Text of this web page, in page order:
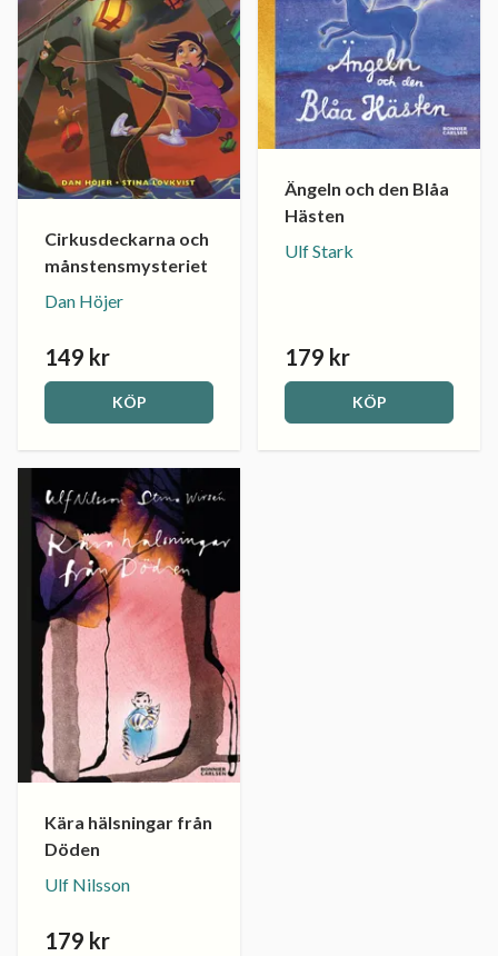
Cirkusdeckarna och
månstensmysteriet
Dan Höjer
149 kr
KÖP
Ängeln och den Blåa
Hästen
Ulf Stark
179 kr
KÖP
Kära hälsningar från
Döden
Ulf Nilsson
179 kr